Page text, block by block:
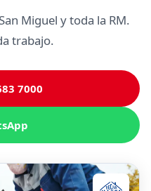
Miguel y toda la RM.
trabajo.
7000